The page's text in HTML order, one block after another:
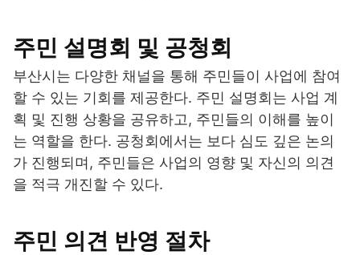
주민 설명회 및 공청회
부산시는 다양한 채널을 통해 주민들이 사업에 참여
할 수 있는 기회를 제공한다. 주민 설명회는 사업 계
획 및 진행 상황을 공유하고, 주민들의 이해를 높이
는 역할을 한다. 공청회에서는 보다 심도 깊은 논의
가 진행되며, 주민들은 사업의 영향 및 자신의 의견
을 적극 개진할 수 있다.
주민 의견 반영 절차